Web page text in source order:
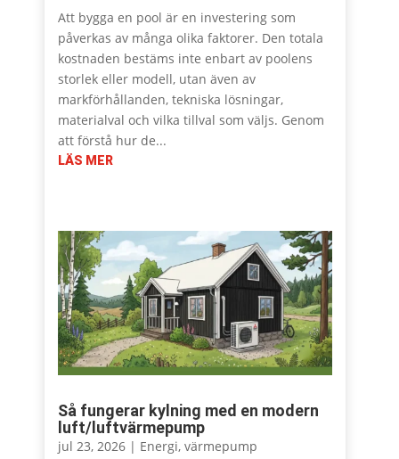
Att bygga en pool är en investering som
påverkas av många olika faktorer. Den totala
kostnaden bestäms inte enbart av poolens
storlek eller modell, utan även av
markförhållanden, tekniska lösningar,
materialval och vilka tillval som väljs. Genom
att förstå hur de...
LÄS MER
Så fungerar kylning med en modern
luft/luftvärmepump
jul 23, 2026| Energi, värmepump